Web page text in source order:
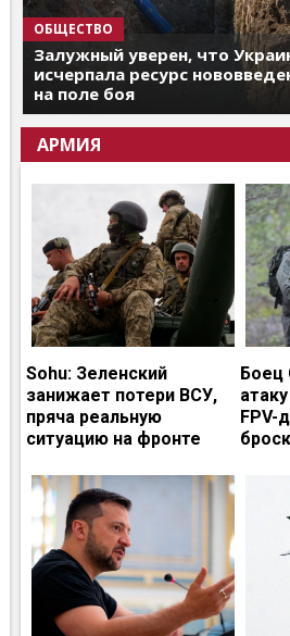
ОБЩЕСТВО
Залужный уверен, что
исчерпала ресурс
на поле боя
АРМИЯ
Sohu: Зеленский
занижает потери ВСУ,
пряча реальную
ситуацию на фронте
Боец
FPV-